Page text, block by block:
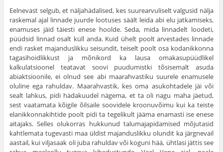
Eelnevast selgub, et näljahädalised, kes suurearvuliselt valgusid nälja
raskemal ajal linnade juurde lootuses säält leida abi elu jatkamiseks,
enamuses jäid täiesti enese hoolde. Seda, mida linnadelt loodeti,
püüdsid linnad osalt küll anda. Kuid ühelt poolt arvestades linnade
endi rasket majanduslikku seisundit, teiselt poolt osa kodanikkonna
tagasihoidlikkust ja mõnikord ka lausa omakasupüüdlikel
kalkulatsioonel teatavat soovi puudumistki tõsisemalt asuda
abiaktsioonile, ei olnud see abi maarahvas­tiku suurele enamusele
oluline ega rahuldav. Maarahvastik, kes oma asu­kohtadele jäi või
sealt lahkus, pidi hädakuudel nägema, et ta oli nagu maha jäetud,
sest vaatamata kõigile õilsaile soovidele kroonuvõimu kui ka teiste
elanikkonnakihtide poolt pidi ta tegelikult jääma enamasti ise enese
aitajaks. Selles olukorras hukkunud talumajapidamised mõjutasid
kahtlemata tugevasti maa üldist majanduslikku olundit ka järgnevail
aastail, kui viljasaak oli juba rahuldav või koguni hää, ühtlasi jättis see